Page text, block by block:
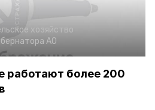
хозяйство
АО
работают более 200